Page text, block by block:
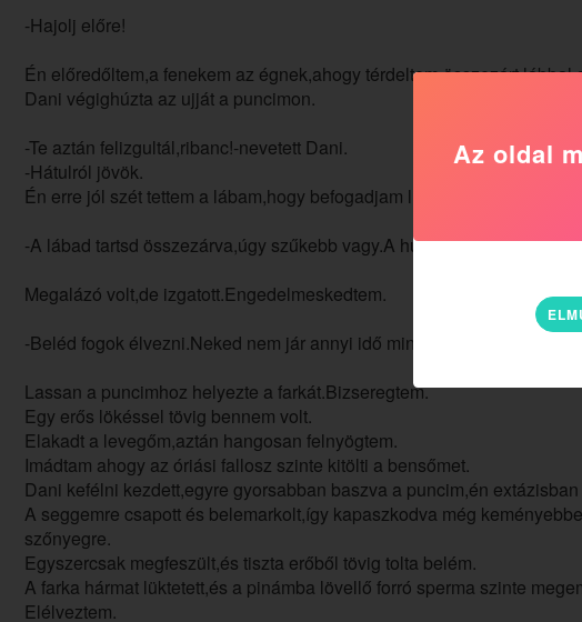
-Hajolj előre!
Én előredőltem,a fenekem az égnek,ahogy térdeltem,összezárt
Dani végighúzta az ujját a puncimon.
-Te aztán felizgultál,ribanc!-nevetett Dani.
-Hátulról jövök.
Én erre jól szét tettem a lábam,hogy befogadjam lüktető férfiasságát.
-A lábad tartsd összezárva,úgy szűkebb vagy.A húgod után alapból túl
Megalázó volt,de izgatott.Engedelmeskedtem.
-Beléd fogok élvezni.Neked nem jár annyi idő mint a húgodnak.Rajad
Lassan a puncimhoz helyezte a farkát.Bizseregtem.
Egy erős lökéssel tövig bennem volt.
Elakadt a levegőm,aztán hangosan felnyögtem.
Imádtam ahogy az óriási fallosz szinte kitölti a bensőmet.
Dani kefélni kezdett,egyre gyorsabban baszva a puncim,én
A seggemre csapott és belemarkolt,így kapaszkodva még
szőnyegre.
Egyszercsak megfeszült,és tiszta erőből tövig tolta belém.
A farka hármat lüktetett,és a pinámba lövellő forró sperma szinte
Elélveztem.
Az oldal